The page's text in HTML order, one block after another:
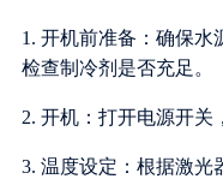
1. 开机前准备：确保水
检查制冷剂是否充足。
2. 开机：打开电源开关
3. 温度设定：根据激光